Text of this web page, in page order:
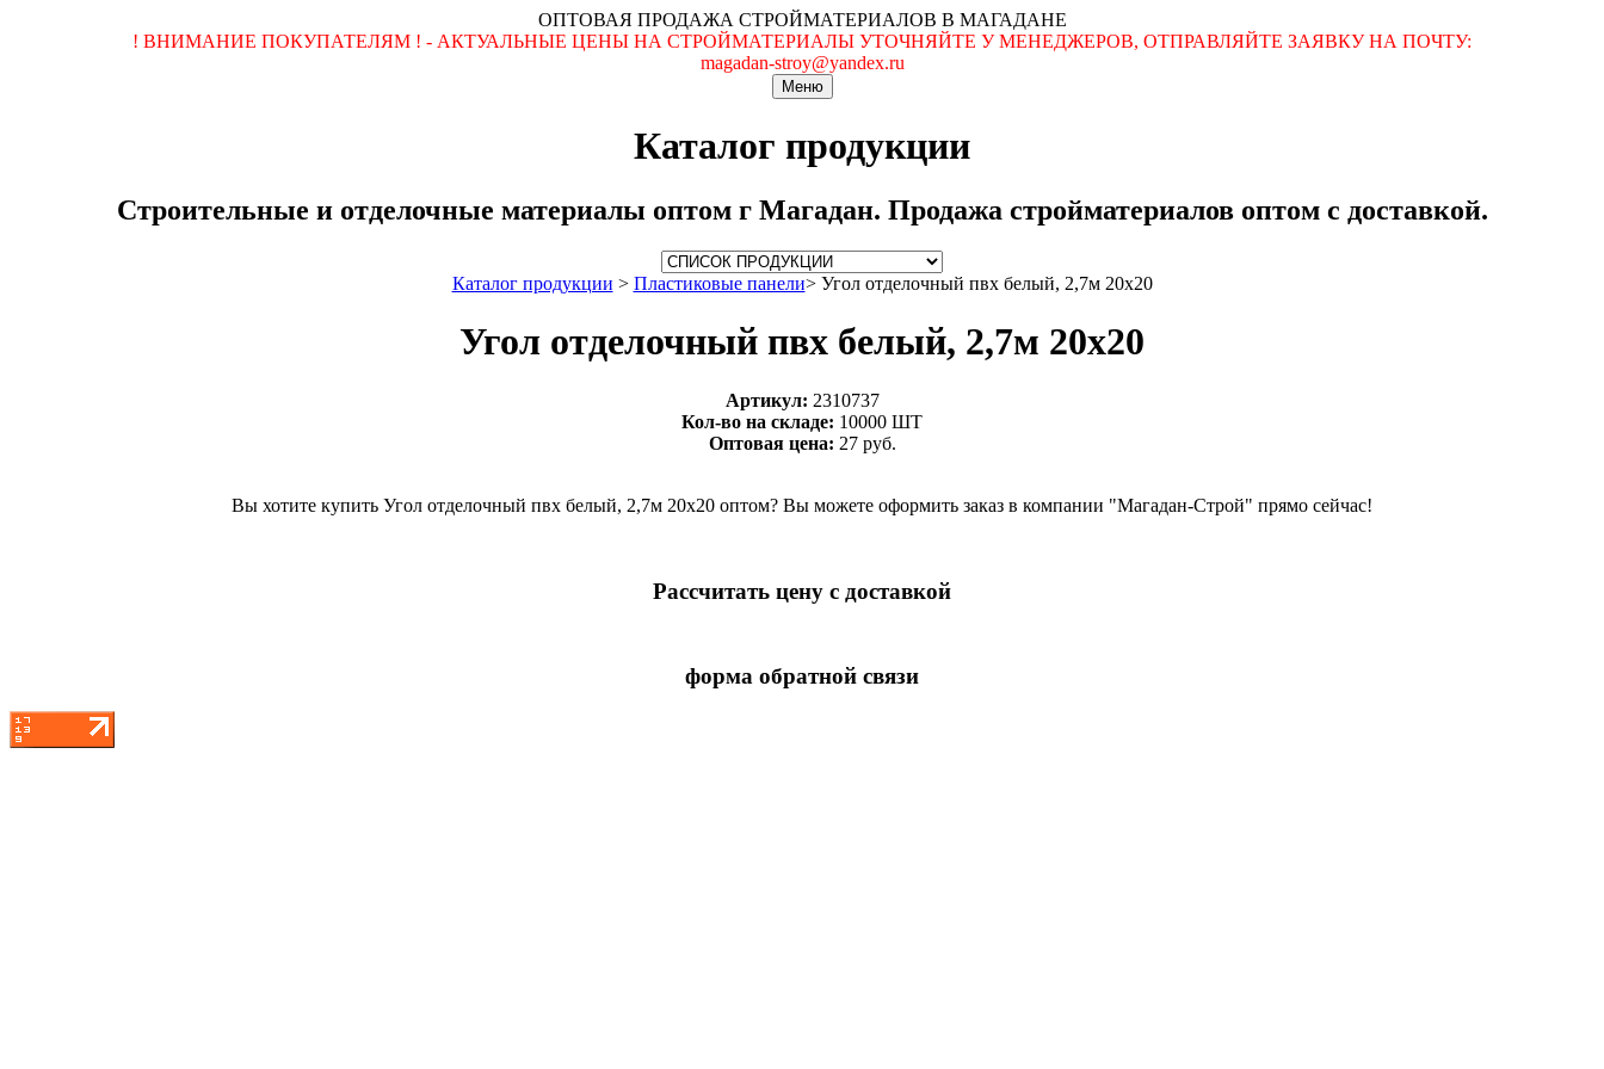
ОПТОВАЯ ПРОДАЖА СТРОЙМАТЕРИАЛОВ В МАГАДАНЕ
! ВНИМАНИЕ ПОКУПАТЕЛЯМ ! - АКТУАЛЬНЫЕ ЦЕНЫ НА СТРОЙМАТЕРИАЛЫ УТОЧНЯЙТЕ У МЕНЕДЖЕРОВ, ОТПРАВЛЯЙТЕ ЗАЯВКУ НА ПОЧТУ:
magadan-stroy@yandex.ru
Меню
Каталог продукции
Строительные и отделочные материалы оптом г Магадан. Продажа стройматериалов оптом с доставкой.
Каталог продукции > Пластиковые панели> Угол отделочный пвх белый, 2,7м 20х20
Угол отделочный пвх белый, 2,7м 20х20
Артикул: 2310737
Кол-во на складе: 10000 ШТ
Оптовая цена: 27 руб.
Вы хотите купить Угол отделочный пвх белый, 2,7м 20х20 оптом? Вы можете оформить заказ в компании "Магадан-Строй" прямо сейчас!
Рассчитать цену с доставкой
форма обратной связи